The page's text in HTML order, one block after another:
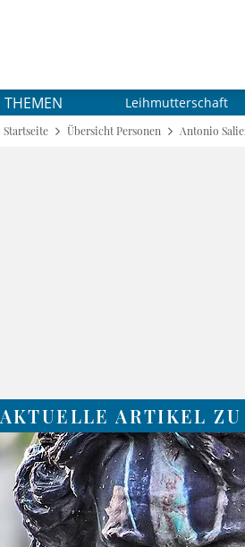
THEMEN Leihmutterschaft
Startseite Übersicht Personen Antonio
AKTUELLE ARTIKEL